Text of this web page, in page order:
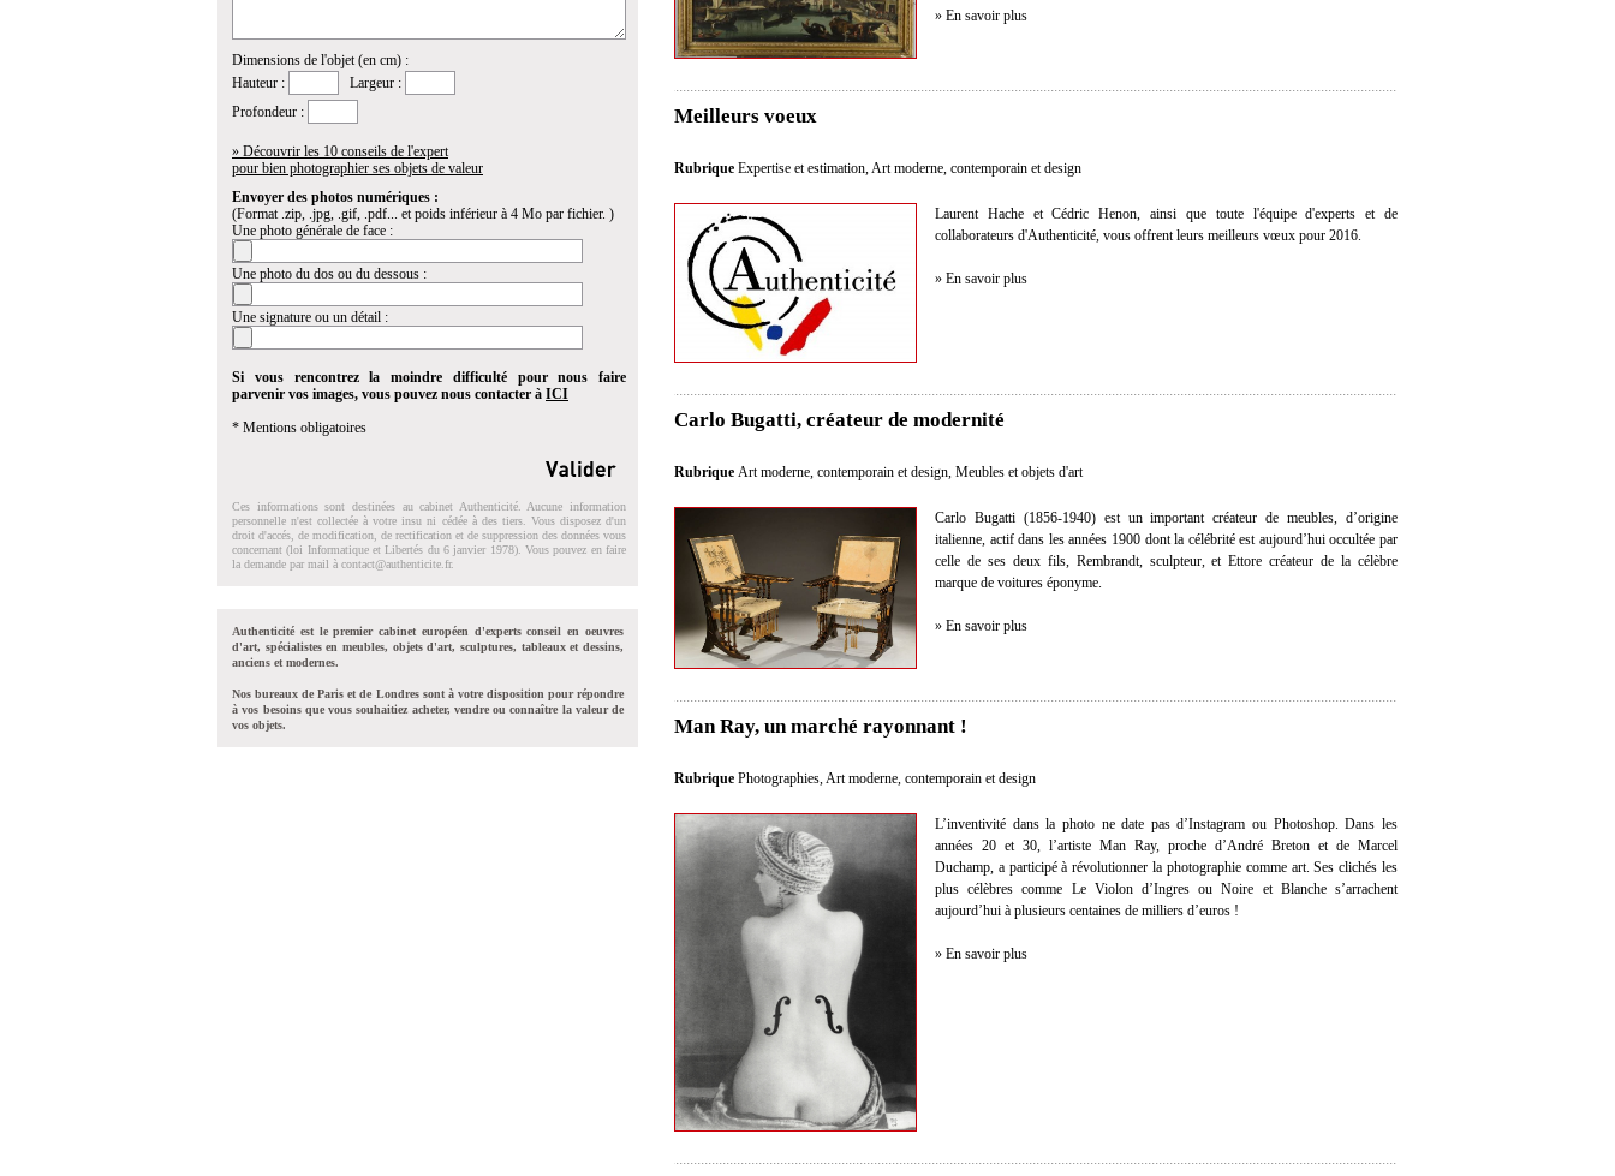
Dimensions de l'objet (en cm) :
Hauteur :
Largeur :
Profondeur :
» Découvrir les 10 conseils de l'expert
pour bien photographier ses objets de valeur
Envoyer des photos numériques :
(Format .zip, .jpg, .gif, .pdf... et poids inférieur à 4 Mo par fichier. )
Une photo générale de face :
Une photo du dos ou du dessous :
Une signature ou un détail :
Si vous rencontrez la moindre difficulté pour nous faire
parvenir vos images, vous pouvez nous contacter à ICI
* Mentions obligatoires
Ces informations sont destinées au cabinet Authenticité. Aucune information
personnelle n'est collectée à votre insu ni cédée à des tiers. Vous disposez d'un
droit d'accés, de modification, de rectification et de suppression des données vous
concernant (loi Informatique et Libertés du 6 janvier 1978). Vous pouvez en faire
la demande par mail à contact@authenticite.fr.
Authenticité est le premier cabinet européen d'experts conseil en oeuvres
d'art, spécialistes en meubles, objets d'art, sculptures, tableaux et dessins,
anciens et modernes.
Nos bureaux de Paris et de Londres sont à votre disposition pour répondre
à vos besoins que vous souhaitiez acheter, vendre ou connaître la valeur de
vos objets.
» En savoir plus
Meilleurs voeux
Rubrique Expertise et estimation,Art moderne, contemporain et design
Laurent Hache et Cédric Henon, ainsi que toute l'équipe d'experts et de
collaborateurs d'Authenticité, vous offrent leurs meilleurs vœux pour 2016.
» En savoir plus
Carlo Bugatti, créateur de modernité
Rubrique Art moderne, contemporain et design, Meubles et objets d'art
Carlo Bugatti (1856-1940) est un important créateur de meubles, d’origine
italienne, actif dans les années 1900 dont la célébrité est aujourd’hui occultée par
celle de ses deux fils, Rembrandt, sculpteur, et Ettore créateur de la célèbre
marque de voitures éponyme.
» En savoir plus
Man Ray, un marché rayonnant !
Rubrique Photographies Art moderne, contemporain et design
L’inventivité dans la photo ne date pas d’Instagram ou Photoshop. Dans les
années 20 et 30, l’artiste Man Ray, proche d’André Breton et de Marcel
Duchamp, a participé à révolutionner la photographie comme art. Ses clichés les
plus célèbres comme Le Violon d’Ingres ou Noire et Blanche s’arrachent
aujourd’hui à plusieurs centaines de milliers d’euros !
» En savoir plus